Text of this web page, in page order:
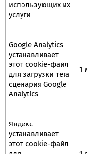
использующих их
услуги
Google Analytics
устанавливает
этот cookie-файл
для загрузки тега
сценария Google
Analytics
1
Яндекс
устанавливает
этот cookie-файл